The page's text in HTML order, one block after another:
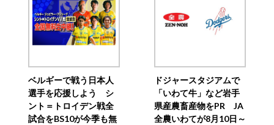
ベルギーで戦う日本人
選手を応援しよう シ
ント＝トロイデン戦全
試合をBS10が今季も無
ドジャースタジアムで
「いわて牛」など岩手
県産農畜産物をPR JA
全農いわてが8月10日～